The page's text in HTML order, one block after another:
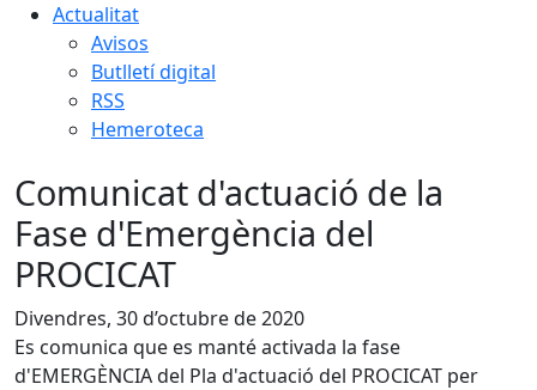
Actualitat
Avisos
Butlletí digital
RSS
Hemeroteca
Comunicat d'actuació de la
Fase d'Emergència del
PROCICAT
Divendres, 30 d’octubre de 2020
Es comunica que es manté activada la fase
d'EMERGÈNCIA del Pla d'actuació del PROCICAT per